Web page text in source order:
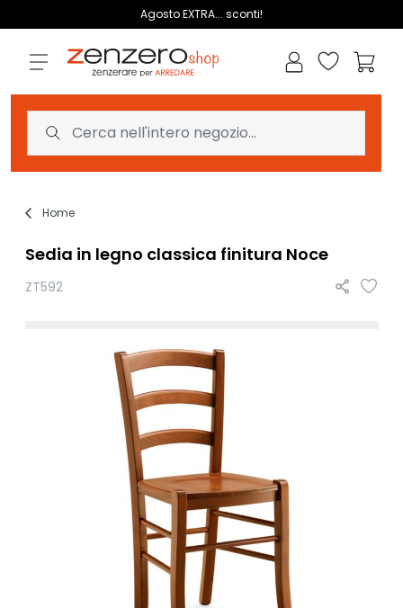
Agosto EXTRA... sconti!
Lista dei
Home
Sedia in legno classica finitura Noce
ZT592